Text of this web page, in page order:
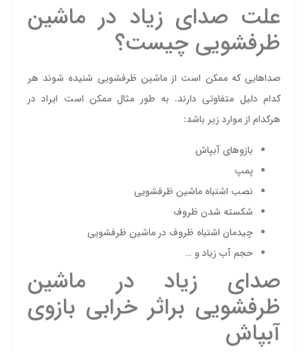
علت صدای زیاد در ماشین
ظرفشویی چیست؟
صداهایی که ممکن است از ماشین ظرفشویی شنیده شوند هر
کدام دلیل متفاوتی دارند. به طور مثال ممکن است ایراد در
هرکدام از موارد زیر باشد:
بازوهای آبپاش
پمپ
نصب اشتباه ماشین ظرفشویی
شکسته شدن ظروف
چیدمان اشتباه ظروف در ماشین ظرفشویی
حجم آب زیاد و …
صدای زیاد در ماشین
ظرفشویی براثر خرابی بازوی
آبپاش